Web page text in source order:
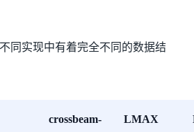
同实现中有着完全不同的数据结
crossbeam-
LMAX